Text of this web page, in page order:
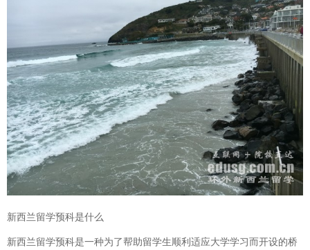
新西兰留学预科是什么
新西兰留学预科是一种为了帮助留学生顺利适应大学学习而开设的桥